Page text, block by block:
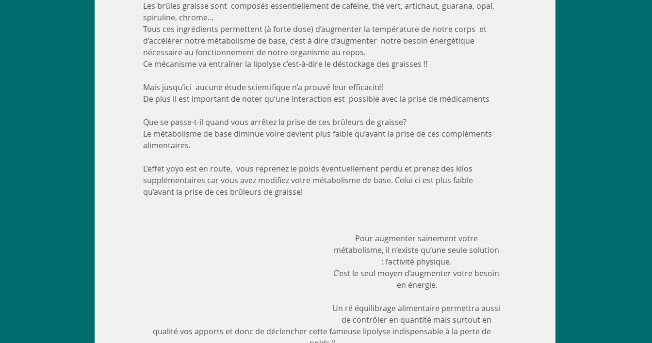
Les brûles graisse sont  composés essentiellement de caféine, thé vert, artichaut, guarana, opal,
spiruline, chrome…
Tous ces ingrédients permettent (à forte dose) d’augmenter la température de notre corps  et
d’accélérer notre métabolisme de base, c’est à dire d’augmenter  notre besoin énergétique
nécessaire au fonctionnement de notre organisme au repos.
Ce mécanisme va entraîner la lipolyse c’est-à-dire le déstockage des graisses !!
Mais jusqu’ici  aucune étude scientifique n’a prouvé leur efficacité!
De plus il est important de noter qu’une Interaction est  possible avec la prise de médicaments
Que se passe-t-il quand vous arrêtez la prise de ces brûleurs de graisse?
Le métabolisme de base diminue voire devient plus faible qu’avant la prise de ces compléments
alimentaires.
L’effet yoyo est en route,  vous reprenez le poids éventuellement perdu et prenez des kilos
supplémentaires car vous avez modifiez votre métabolisme de base. Celui ci est plus faible
qu’avant la prise de ces brûleurs de graisse!
Pour augmenter sainement votre
métabolisme, il n’existe qu’une seule solution
: l’activité physique.
C’est le seul moyen d’augmenter votre besoin
en énergie.
Un ré équilibrage alimentaire permettra aussi
de contrôler en quantité mais surtout en
qualité vos apports et donc de déclencher cette fameuse lipolyse indispensable à la perte de